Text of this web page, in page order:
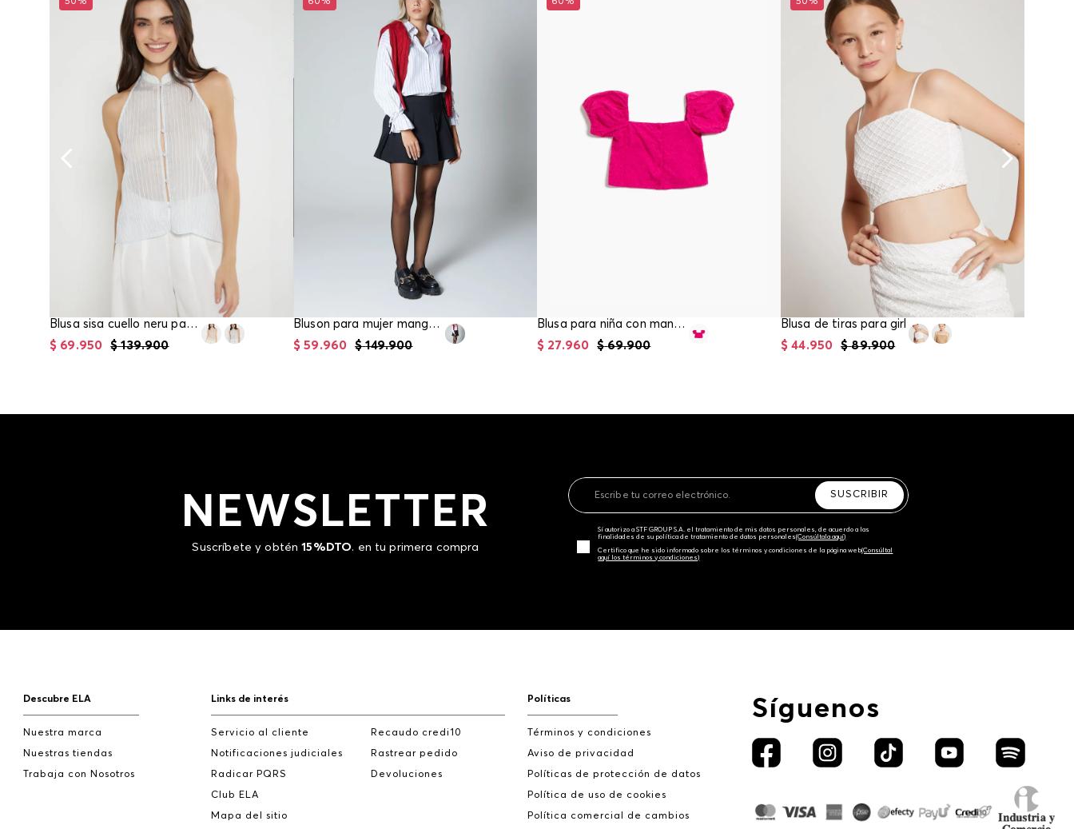
50%
Blusa sisa cuello neru para mujer
$ 139.900
$ 69.950
60%
Bluson para mujer manga larga
$ 149.900
$ 59.960
60%
Blusa para niña con mangas globo
$ 69.900
$ 27.960
50%
Blusa de tiras para girl
$ 89.900
$ 44.950
NEWSLETTER
Suscríbete y obtén15%DTO. en tu primera compra
SUSCRIBIR
Sí autorizo a STF GROUP S.A. el tratamiento de mis datos personales, de acuerdo a las
finalidades de su política de tratamiento de datos personales‎(Consúltala aquí)
Certifico que he sido informado sobre los términos y condiciones de la página web‎(Consúltal
aquí los términos y condiciones)
Síguenos
Descubre ELA
Nuestra marca
Nuestras tiendas
Trabaja con Nosotros
Links de interés
Servicio al cliente
Notificaciones judiciales
Radicar PQRS
Club ELA
Mapa del sitio
Recaudo credi10
Rastrear pedido
Devoluciones
Políticas
Términos y condiciones
Aviso de privacidad
Políticas de protección de datos
Política de uso de cookies
Política comercial de cambios